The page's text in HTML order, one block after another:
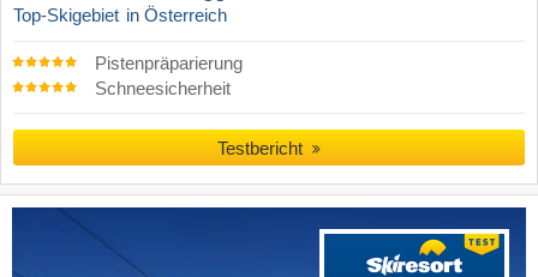
Top-Skigebiet in Österreich
Pistenpräparierung
Schneesicherheit
Testbericht